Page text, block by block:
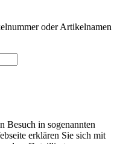
oder Artikelnamen
Besuch in sogenannten
erklären Sie sich mit